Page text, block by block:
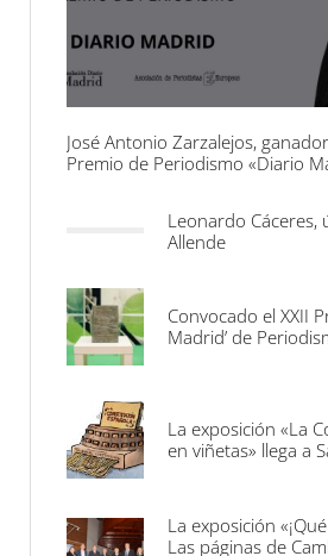
José Antonio Zarzalejos,
Premio de Periodismo «Diario
Leonardo Cáceres,
Allende
Convocado el XXII
Madrid’ de
La exposición «La
en viñetas» llega a
La exposición
Las páginas de